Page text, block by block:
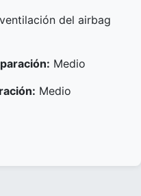
del airbag
Medio
Medio